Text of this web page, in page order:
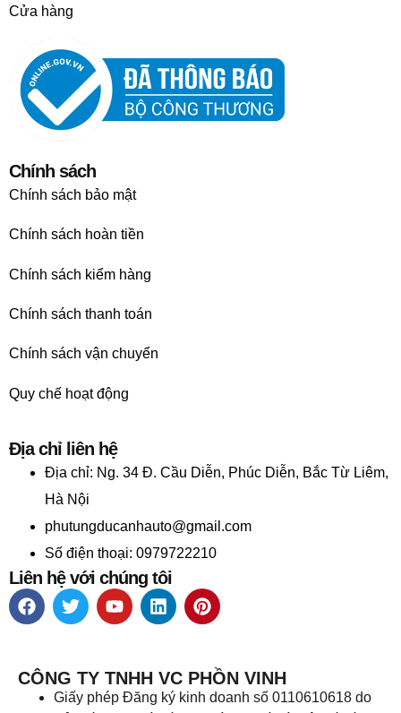
Cửa hàng
Chính sách
Chính sách bảo mật
Chính sách hoàn tiền
Chính sách kiểm hàng
Chính sách thanh toán
Chính sách vận chuyển
Quy chế hoạt động
Địa chỉ liên hệ
Địa chỉ: Ng. 34 Đ. Cầu Diễn, Phúc Diễn, Bắc Từ Liêm,
Hà Nội
phutungducanhauto@gmail.com
Số điện thoại: 0979722210
Liên hệ với chúng tôi
CÔNG TY TNHH VC PHỒN VINH
Giấy phép Đăng ký kinh doanh số 0110610618 do